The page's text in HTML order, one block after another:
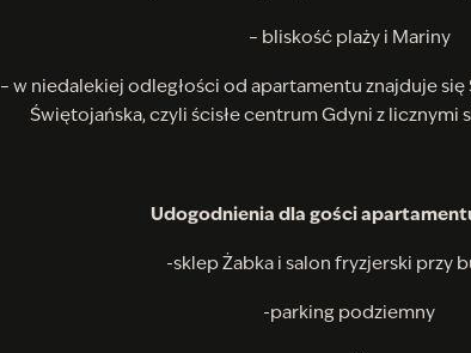
– bliskość plaży i Mariny
– w niedalekiej odległości od apartamentu znajduje się
Świętojańska, czyli ścisłe centrum Gdyni z licznymi
Udogodnienia dla gości
-sklep Żabka i salon fryzjerski przy
-parking podziemny